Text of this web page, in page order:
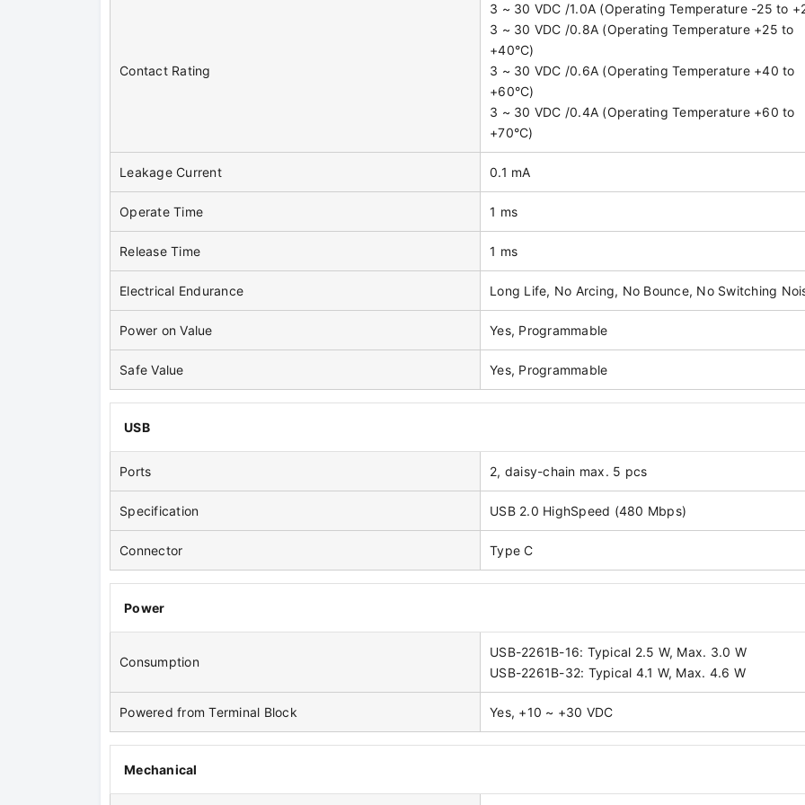
Contact Rating
3 ~ 30 VDC /1.0A (Operating Temperature -25 to
3 ~ 30 VDC /0.8A (Operating Temperature +25 to
+40°C)
3 ~ 30 VDC /0.6A (Operating Temperature +40 to
+60°C)
3 ~ 30 VDC /0.4A (Operating Temperature +60 to
+70°C)
Leakage Current 0.1 mA
Operate Time 1 ms
Release Time 1 ms
Electrical Endurance Long Life, No Arcing, No Bounce, No Switching
Power on Value Yes, Programmable
Safe Value Yes, Programmable
USB
Ports 2, daisy-chain max. 5 pcs
Specification USB 2.0 HighSpeed (480 Mbps)
Connector Type C
Power
Consumption
USB-2261B-16: Typical 2.5 W, Max. 3.0 W
USB-2261B-32: Typical 4.1 W, Max. 4.6 W
Powered from Terminal Block Yes, +10 ~ +30 VDC
Mechanical